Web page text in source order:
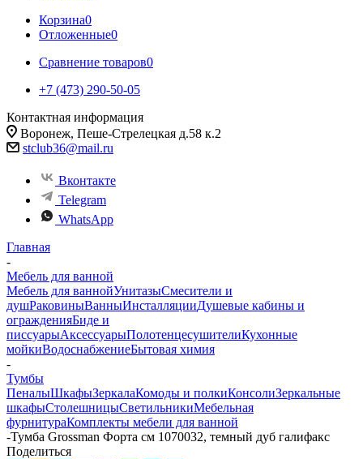
Корзина0
Отложенные0
Сравнение товаров0
+7 (473) 290-50-05
Контактная информация
Воронеж, Пеше-Стрелецкая д.58 к.2
stclub36@mail.ru
Вконтакте
Telegram
WhatsApp
Главная
-
Мебель для ванной
Мебель для ваннойУнитазыСмесители и
душРаковиныВанныИнсталляцииДушевые кабины и
огражденияБиде и
писсуарыАксессуарыПолотенцесушителиКухонные
мойкиВодоснабжениеБытовая химия
-
Тумбы
ПеналыШкафыЗеркалаКомоды и полкиКонсолиЗеркальные
шкафыСтолешницыСветильникиМебельная
фурнитураКомплекты мебели для ванной
-Тумба Grossman Форта см 1070032, темный дуб галифакс
Поделиться